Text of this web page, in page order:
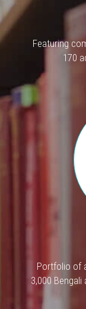
Featuring
170
Portfolio of
3,000